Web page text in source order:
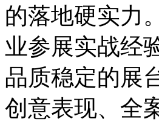
的落地硬实力
业参展实战经
品质稳定的展
创意表现、全